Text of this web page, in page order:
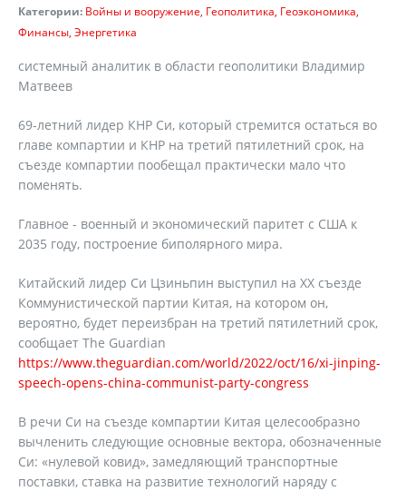
Категории: Войны и вооружение Геополитика Геоэкономика
Финансы Энергетика
системный аналитик в области геополитики Владимир
Матвеев
69-летний лидер КНР Си, который стремится остаться во
главе компартии и КНР на третий пятилетний срок, на
съезде компартии пообещал практически мало что
поменять.
Главное - военный и экономический паритет с США к
2035 году, построение биполярного мира.
Китайский лидер Си Цзиньпин выступил на XX съезде
Коммунистической партии Китая, на котором он,
вероятно, будет переизбран на третий пятилетний срок,
сообщает The Guardian
https://www.theguardian.com/world/2022/oct/16/xi-jinping-
speech-opens-china-communist-party-congress
В речи Си на съезде компартии Китая целесообразно
вычленить следующие основные вектора, обозначенные
Си: «нулевой ковид», замедляющий транспортные
поставки, ставка на развитие технологий наряду с